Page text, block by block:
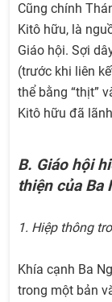
Cũng chính
Kitô hữu, là
Giáo hội. Sợi
(trước khi liên
thể bằng “thịt”
Kitô hữu đã
B. Giáo hội
thiện của Ba
1. Hiệp thông
Khía cạnh Ba
trong một bản